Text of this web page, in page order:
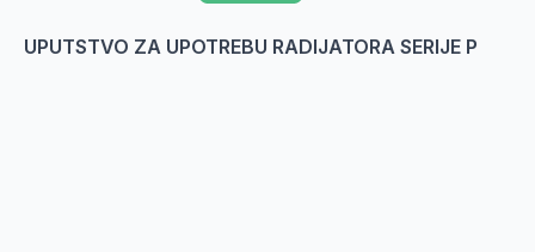
UPUTSTVO ZA UPOTREBU RADIJATORA SERIJE P